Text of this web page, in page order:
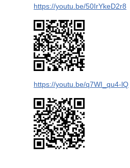
https://youtu.be/50IrYkeD2r8
https://youtu.be/q7WI_qu4-lQ